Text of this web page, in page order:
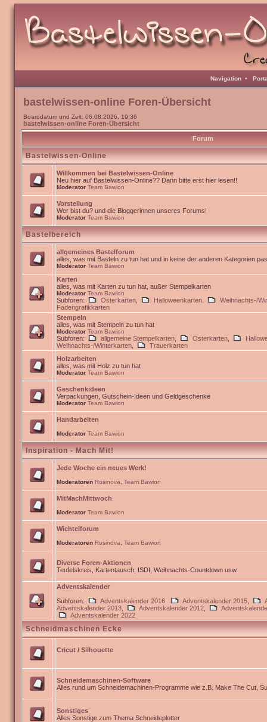
Navigation •
bastelwissen-online Foren-Übersicht
Boarddatum und Zeit: 06.08.2026, 19:36
bastelwissen-online Foren-Übersicht
Forum
Bastelwissen-Online
Willkommen bei Bastelwissen-Online
Neu hier auf Bastelwissen-Online?? Dann bitte erst hier lesen!!
Moderator Team Bawion
Vorstellung
Wer bist du? und die Bloggerinnen unseres Forums!
Moderator Team Bawion
Bastelbereich
allgemeines Bastelforum
alles, was mit Basteln zu tun hat und in keine der anderen Kategorien
Moderator Team Bawion
Karten
alles, was mit Karten zu tun hat, außer Stempelkarten
Moderator Team Bawion
Subforen: Osterkarten Halloweenkarten
Weihnachts-/
Fadengrafikkarten
Stempeln
alles, was mit Stempeln zu tun hat
Moderator Team Bawion
Subforen: allgemeine Stempelkarten Osterkarten
Weihnachts-/Winterkarten
Trauerkarten
Holzarbeiten
alles, was mit Holz zu tun hat
Moderator Team Bawion
Geschenkideen
Verpackungen, Gutschein-Ideen und Geldgeschenke
Moderator Team Bawion
Handarbeiten
Moderator Team Bawion
Inspiration - Mach Mit!
Jede Woche ein neues Werk!
Moderatoren Rosinova Team Bawion
MitMachMittwoch
Moderator Team Bawion
Wichtelforum
Moderatoren Rosinova Team Bawion
Diverse Foren-Aktionen
Teufelskreis, Kartentausch, ISDI, Weihnachts-Countdown usw.
Adventskalender
Subforen:
Adventskalender 2016 Adventskalender 2015
Adventskalender 2013
Adventskalender 2012
Adventskalender 2022
Schneidmaschinen Ecke
Cricut / Silhouette
Schneidemaschinen-Software
Alles rund um Schneidemachinen-Programme wie z.B. Make The Cut,
Sonstiges
Alles Sonstige zum Thema Schneideplotter